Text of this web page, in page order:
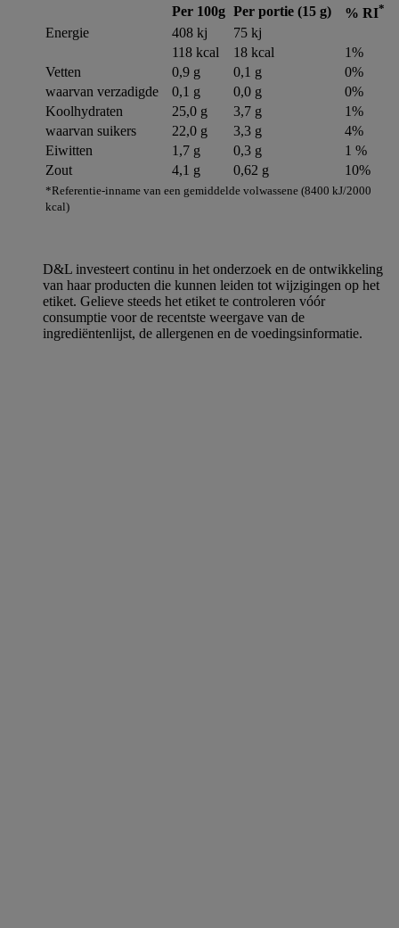
Per 100g Per portie (15 g) % RI*
*Referentie-inname van een gemiddelde volwassene (8400 kJ/2000
kcal)
Energie 408 kj
75 kj
118 kcal
18 kcal
1%
Vetten
0,9 g 0,1 g
0%
waarvan verzadigde
0,1 g 0,0 g
0%
Koolhydraten
25,0 g 3,7 g
1%
waarvan suikers
22,0 g 3,3 g
4%
Eiwitten
1,7 g 0,3 g
1 %
Zout
4,1 g 0,62 g 10%
D&L investeert continu in het onderzoek en de ontwikkeling
van haar producten die kunnen leiden tot wijzigingen op het
etiket. Gelieve steeds het etiket te controleren vóór
consumptie voor de recentste weergave van de
ingrediëntenlijst, de allergenen en de voedingsinformatie.